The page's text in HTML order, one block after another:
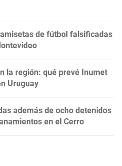
de fútbol falsificadas
la región: qué prevé Inumet
Uruguay
además de ocho detenidos
en el Cerro